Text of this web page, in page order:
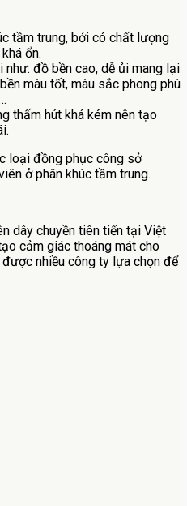
tầm trung, bởi có chất lượng
ổn.
đồ bền cao, dễ ủi mang lại
màu tốt, màu sắc phong phú
thấm hút khá kém nên tạo
loại đồng phục công sở
ở phân khúc tầm trung.
dây chuyền tiên tiến tại Việt
cảm giác thoáng mát cho
nhiều công ty lựa chọn để